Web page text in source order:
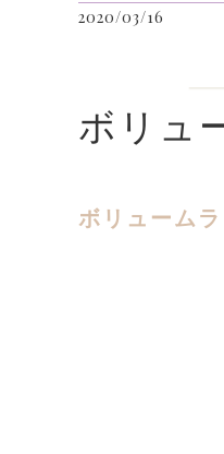
2020/03/16
ボリューム
ボリュ